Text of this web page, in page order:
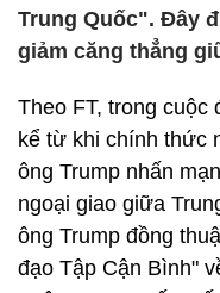
Trung Quốc". Đây
giảm căng thẳng
Theo FT, trong cuộc
kể từ khi chính thức
ông Trump nhấn
ngoại giao giữa
ông Trump đồng
đạo Tập Cận Bình"